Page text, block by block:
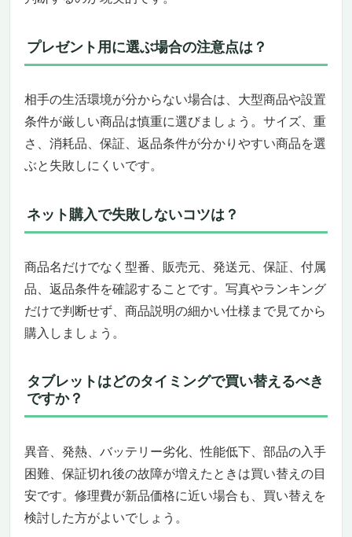
プレゼント用に選ぶ場合の注意点は？
相手の生活環境が分からない場合は、大型商品や設置
条件が厳しい商品は慎重に選びましょう。サイズ、重
さ、消耗品、保証、返品条件が分かりやすい商品を選
ぶと失敗しにくいです。
ネット購入で失敗しないコツは？
商品名だけでなく型番、販売元、発送元、保証、付属
品、返品条件を確認することです。写真やランキング
だけで判断せず、商品説明の細かい仕様まで見てから
購入しましょう。
タブレットはどのタイミングで買い替えるべき
ですか？
異音、発熱、バッテリー劣化、性能低下、部品の入手
困難、保証切れ後の故障が増えたときは買い替えの目
安です。修理費が新品価格に近い場合も、買い替えを
検討した方がよいでしょう。